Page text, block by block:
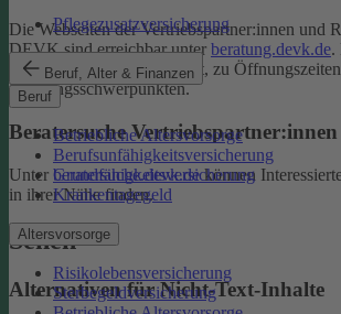
Pflegezusatzversicherung
Beruf, Alter & Finanzen
Beruf
Betriebliche Altersvorsorge
Berufsunfähigkeitsversicherung
Grundfähigkeitsversicherung
Krankentagegeld
Altersvorsorge
Risikolebensversicherung
Sterbegeldversicherung
Die Webseiten der Vertriebspartner:innen und
DEVK sind erreichbar unter beratung.devk.de.
Informationen zum Standort, zu
Beratungsschwerpunkten.
Beratersuche Vertriebspartner:innen
Unter beratersuche.devk.dekönnen
in ihrer Nähe finden.
Sehen
Alternativen für Nicht-Text-Inhalte